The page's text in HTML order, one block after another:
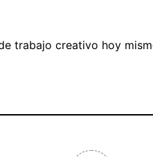
trabajo creativo hoy